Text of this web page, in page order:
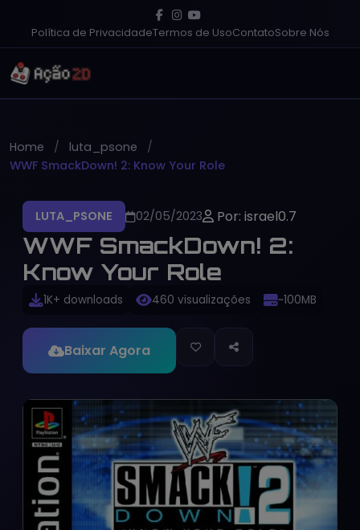
Política de PrivacidadeTermos de UsoContatoSobre Nós
Home
luta_psone
WWF SmackDown! 2: Know Your Role
LUTA_PSONE 02/05/2023 Por: israel0.7
WWF SmackDown! 2:
Know Your Role
1K+ downloads 460 visualizações ~100MB
Baixar Agora